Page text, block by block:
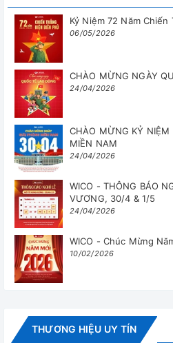
Kỷ Niệm 72 Năm
06/05/2026
CHÀO MỪNG NGÀY
24/04/2026
CHÀO MỪNG KỶ NIỆM
MIỀN NAM
24/04/2026
WICO - THÔNG BÁO
VƯƠNG, 30/4 & 1/5
24/04/2026
WICO - Chúc Mừng
10/02/2026
THƯƠNG HIỆU UY TÍN